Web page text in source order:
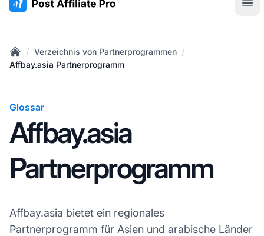
Home
/ Verzeichnis von Partnerprogrammen /
Affbay.asia Partnerprogramm
Glossar
Affbay.asia
Partnerprogramm
Affbay.asia bietet ein regionales
Partnerprogramm für Asien und arabische Länder